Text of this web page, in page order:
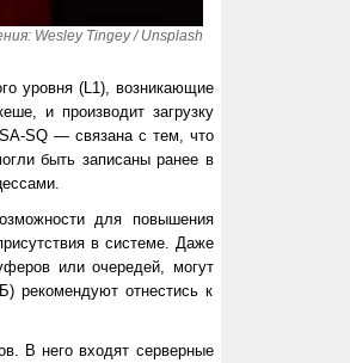
Wesley Tingey / Unsplash
уровня (L1), возникающие
и производит загрузку
SQ — связана с тем, что
быть записаны ранее в
для повышения
в системе. Даже
или очередей, могут
рекомендуют отнестись к
В него входят серверные